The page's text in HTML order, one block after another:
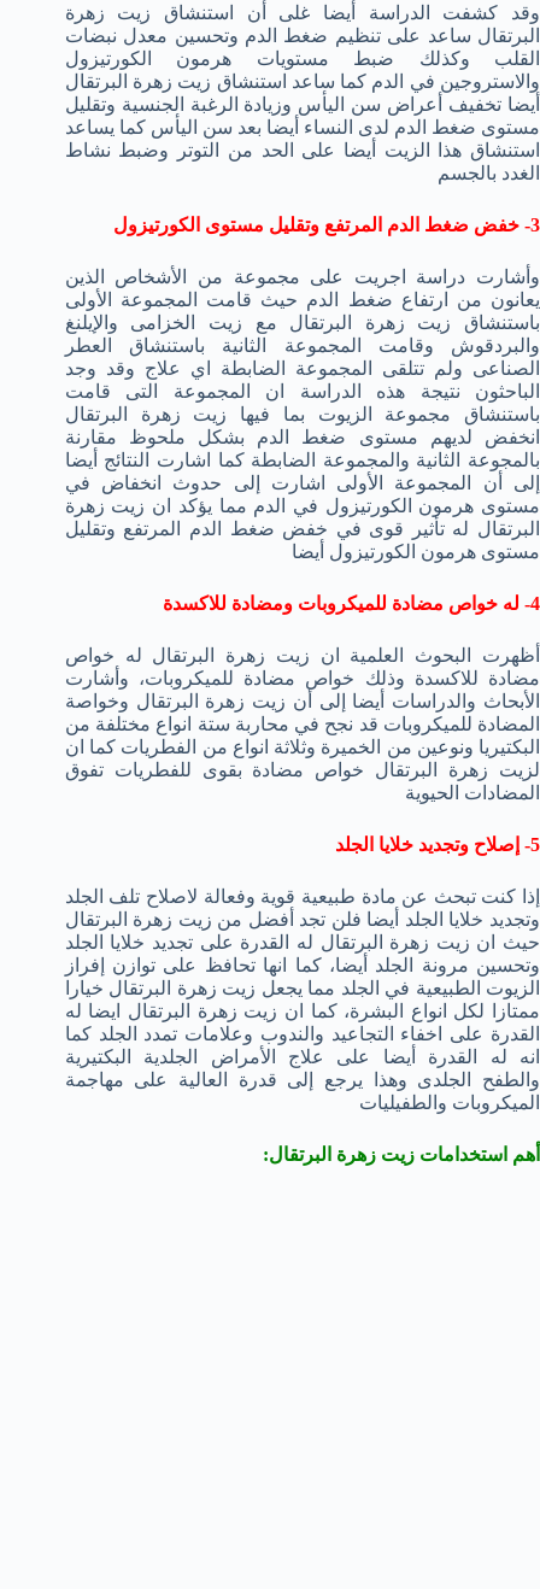
وقد كشفت الدراسة أيضا غلى أن استنشاق زيت زهرة
البرتقال ساعد على تنظيم ضغط الدم وتحسين معدل نبضات
القلب وكذلك ضبط مستويات هرمون الكورتيزول
والاستروجين في الدم كما ساعد استنشاق زيت زهرة البرتقال
أيضا تخفيف أعراض سن اليأس وزيادة الرغبة الجنسية وتقليل
مستوى ضغط الدم لدى النساء أيضا بعد سن اليأس كما يساعد
استنشاق هذا الزيت أيضا على الحد من التوتر وضبط نشاط
الغدد بالجسم
3- خفض ضغط الدم المرتفع وتقليل مستوى الكورتيزول
وأشارت دراسة اجريت على مجموعة من الأشخاص الذين
يعانون من ارتفاع ضغط الدم حيث قامت المجموعة الأولى
باستنشاق زيت زهرة البرتقال مع زيت الخزامى والإيلنغ
والبردقوش وقامت المجموعة الثانية باستنشاق العطر
الصناعى ولم تتلقى المجموعة الضابطة اي علاج وقد وجد
الباحثون نتيجة هذه الدراسة ان المجموعة التى قامت
باستنشاق مجموعة الزيوت بما فيها زيت زهرة البرتقال
انخفض لديهم مستوى ضغط الدم بشكل ملحوظ مقارنة
بالمجوعة الثانية والمجموعة الضابطة كما اشارت النتائج أيضا
إلى أن المجموعة الأولى اشارت إلى حدوث انخفاض في
مستوى هرمون الكورتيزول في الدم مما يؤكد ان زيت زهرة
البرتقال له تأثير قوى في خفض ضغط الدم المرتفع وتقليل
مستوى هرمون الكورتيزول أيضا
4- له خواص مضادة للميكروبات ومضادة للاكسدة
أظهرت البحوث العلمية ان زيت زهرة البرتقال له خواص
مضادة للاكسدة وذلك خواص مضادة للميكروبات، وأشارت
الأبحاث والدراسات أيضا إلى أن زيت زهرة البرتقال وخواصة
المضادة للميكروبات قد نجح في محاربة ستة انواع مختلفة من
البكتيريا ونوعين من الخميرة وثلاثة انواع من الفطريات كما ان
لزيت زهرة البرتقال خواص مضادة بقوى للفطريات تفوق
المضادات الحيوية
5- إصلاح وتجديد خلايا الجلد
إذا كنت تبحث عن مادة طبيعية قوية وفعالة لاصلاح تلف الجلد
وتجديد خلايا الجلد أيضا فلن تجد أفضل من زيت زهرة البرتقال
حيث ان زيت زهرة البرتقال له القدرة على تجديد خلايا الجلد
وتحسين مرونة الجلد أيضا، كما انها تحافظ على توازن إفراز
الزيوت الطبيعية في الجلد مما يجعل زيت زهرة البرتقال خيارا
ممتازا لكل انواع البشرة، كما ان زيت زهرة البرتقال ايضا له
القدرة على اخفاء التجاعيد والندوب وعلامات تمدد الجلد كما
انه له القدرة أيضا على علاج الأمراض الجلدية البكتيرية
والطفح الجلدى وهذا يرجع إلى قدرة العالية على مهاجمة
الميكروبات والطفيليات
أهم استخدامات زيت زهرة البرتقال: